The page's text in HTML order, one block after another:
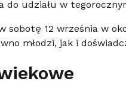
do udziału w
sobotę 12 września w
młodzi, jak i